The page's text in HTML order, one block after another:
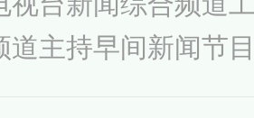
道主持早间新闻节